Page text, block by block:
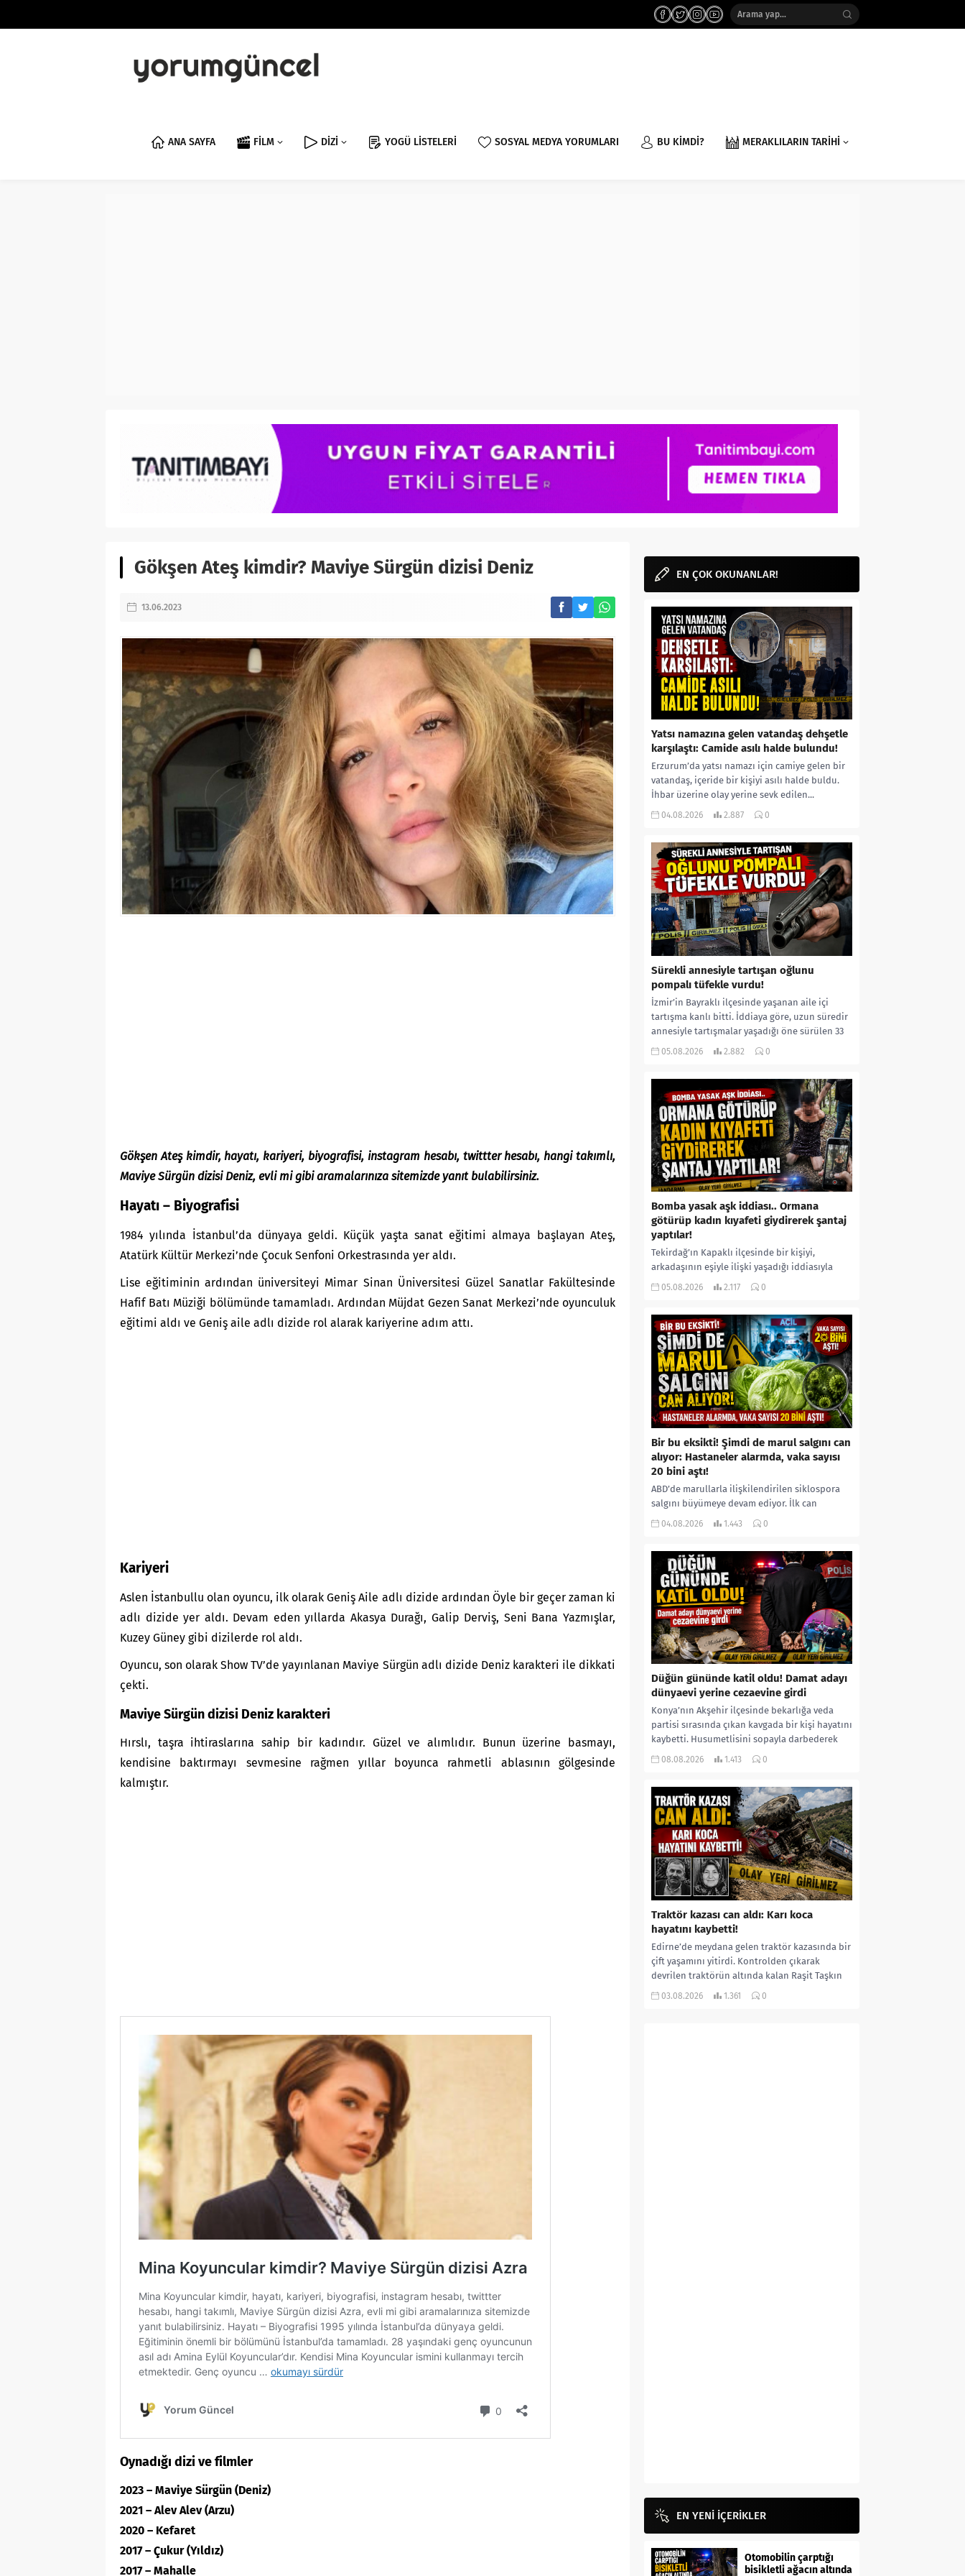
ANA SAYFA FİLM DİZİ YOGÜ LİSTELERİ SOSYAL MEDYA YORUMLARI BU KİMDİ? MERAKLILARIN TARİHİ
Gökşen Ateş kimdir? Maviye Sürgün dizisi Deniz
13.06.2023
Gökşen Ateş kimdir, hayatı, kariyeri, biyografisi, instagram hesabı, twittter hesabı, hangi takımlı,
Maviye Sürgün dizisi Deniz, evli mi gibi aramalarınıza sitemizde yanıt bulabilirsiniz.
Hayatı – Biyografisi
1984 yılında İstanbul’da dünyaya geldi. Küçük yaşta sanat eğitimi almaya başlayan Ateş,
Atatürk Kültür Merkezi’nde Çocuk Senfoni Orkestrasında yer aldı.
Lise eğitiminin ardından üniversiteyi Mimar Sinan Üniversitesi Güzel Sanatlar Fakültesinde
Hafif Batı Müziği bölümünde tamamladı. Ardından Müjdat Gezen Sanat Merkezi’nde oyunculuk
eğitimi aldı ve Geniş aile adlı dizide rol alarak kariyerine adım attı.
Kariyeri
Aslen İstanbullu olan oyuncu, ilk olarak Geniş Aile adlı dizide ardından Öyle bir geçer zaman ki
adlı dizide yer aldı. Devam eden yıllarda Akasya Durağı, Galip Derviş, Seni Bana Yazmışlar,
Kuzey Güney gibi dizilerde rol aldı.
Oyuncu, son olarak Show TV’de yayınlanan Maviye Sürgün adlı dizide Deniz karakteri ile dikkati
çekti.
Maviye Sürgün dizisi Deniz karakteri
Hırslı, taşra ihtiraslarına sahip bir kadındır. Güzel ve alımlıdır. Bunun üzerine basmayı,
kendisine baktırmayı sevmesine rağmen yıllar boyunca rahmetli ablasının gölgesinde
kalmıştır.
Oynadığı dizi ve filmler
2023 – Maviye Sürgün (Deniz)
2021 – Alev Alev (Arzu)
2020 – Kefaret
2017 – Çukur (Yıldız)
2017 – Mahalle
EN ÇOK OKUNANLAR!
Yatsı namazına gelen vatandaş dehşetle
karşılaştı: Camide asılı halde bulundu!
Erzurum’da yatsı namazı için camiye gelen bir
vatandaş, içeride bir kişiyi asılı halde buldu.
İhbar üzerine olay yerine sevk edilen...
04.08.2026 2.887 0
Sürekli annesiyle tartışan oğlunu
pompalı tüfekle vurdu!
İzmir’in Bayraklı ilçesinde yaşanan aile içi
tartışma kanlı bitti. İddiaya göre, uzun süredir
annesiyle tartışmalar yaşadığı öne sürülen 33
yaşındaki...
05.08.2026 2.882 0
Bomba yasak aşk iddiası.. Ormana
götürüp kadın kıyafeti giydirerek şantaj
yaptılar!
Tekirdağ’ın Kapaklı ilçesinde bir kişiyi,
arkadaşının eşiyle ilişki yaşadığı iddiasıyla
ormanlık alana götürerek zorla kadın
05.08.2026 2.117 0
Bir bu eksikti! Şimdi de marul salgını can
alıyor: Hastaneler alarmda, vaka sayısı
20 bini aştı!
ABD’de marullarla ilişkilendirilen siklospora
salgını büyümeye devam ediyor. İlk can
kayıplarının yaşandığı salgında vaka sayısının
04.08.2026 1.443 0
Düğün gününde katil oldu! Damat adayı
dünyaevi yerine cezaevine girdi
Konya’nın Akşehir ilçesinde bekarlığa veda
partisi sırasında çıkan kavgada bir kişi hayatını
kaybetti. Husumetlisini sopayla darbederek
ölümüne neden olduğu iddia...
08.08.2026 1.413 0
Traktör kazası can aldı: Karı koca
hayatını kaybetti!
Edirne’de meydana gelen traktör kazasında bir
çift yaşamını yitirdi. Kontrolden çıkarak
devrilen traktörün altında kalan Raşit Taşkın
ile eşi Fatma...
03.08.2026 1.361 0
EN YENİ İÇERİKLER
Otomobilin çarptığı
bisikletli ağacın altında